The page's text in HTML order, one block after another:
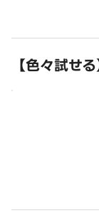
【色々試せ